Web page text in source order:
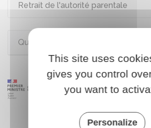
Retrait de l'autorité parentale
Questions ? Réponses !
This site uses
gives you control
you want to
Personalize